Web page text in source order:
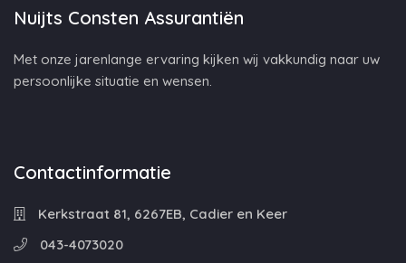
Nuijts Consten Assurantiën
Met onze jarenlange ervaring kijken wij vakkundig naar uw
persoonlijke situatie en wensen.
Contactinformatie
Kerkstraat 81, 6267EB, Cadier en Keer
043-4073020